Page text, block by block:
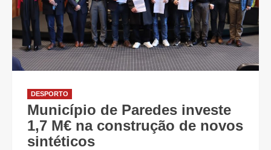
DESPORTO
Município de Paredes investe
1,7 M€ na construção de novos
sintéticos